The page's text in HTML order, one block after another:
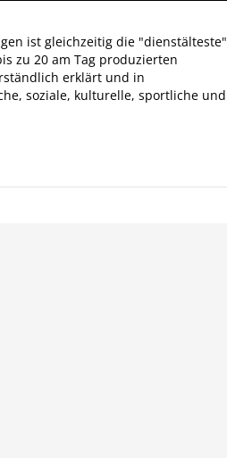
ist gleichzeitig die "dienstälteste"
zu 20 am Tag produzierten
erklärt und in
soziale, kulturelle, sportliche und